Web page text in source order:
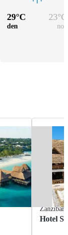
29°C 23°C
den noc
Zanzibar
Hotel